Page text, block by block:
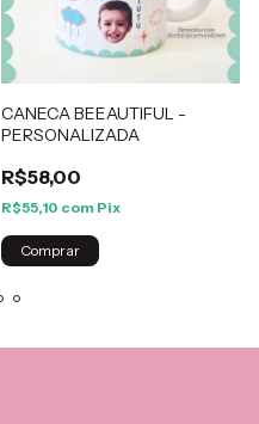
CANECA BEEAUTIFUL -
PERSONALIZADA
R$58,00
R$55,10 com Pix